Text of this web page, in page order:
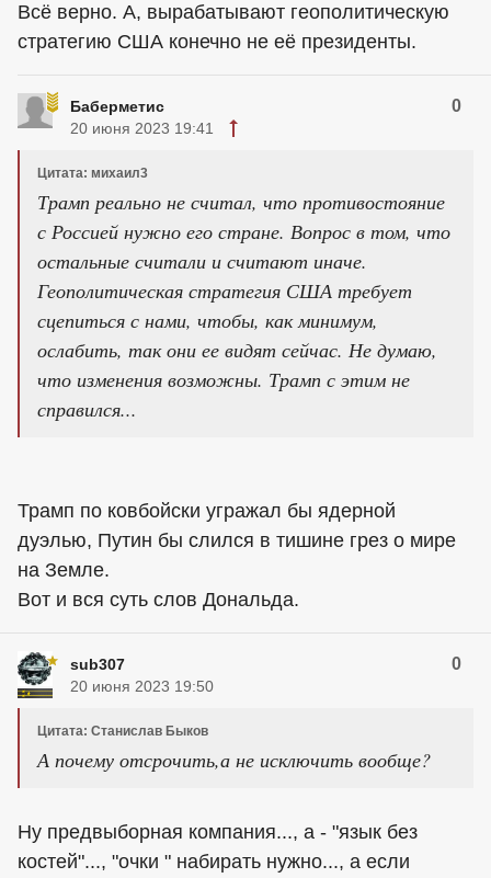
Всё верно. А, вырабатывают геополитическую
стратегию США конечно не её президенты.
Баберметис 0
20 июня 2023 19:41
Цитата: михаил3
Трамп реально не считал, что противостояние
с Россией нужно его стране. Вопрос в том, что
остальные считали и считают иначе.
Геополитическая стратегия США требует
сцепиться с нами, чтобы, как минимум,
ослабить, так они ее видят сейчас. Не думаю,
что изменения возможны. Трамп с этим не
справился...
Трамп по ковбойски угражал бы ядерной
дуэлью, Путин бы слился в тишине грез о мире
на Земле.
Вот и вся суть слов Дональда.
sub307 0
20 июня 2023 19:50
Цитата: Станислав Быков
А почему отсрочить,а не исключить вообще?
Ну предвыборная компания..., а - "язык без
костей"..., "очки " набирать нужно..., а если